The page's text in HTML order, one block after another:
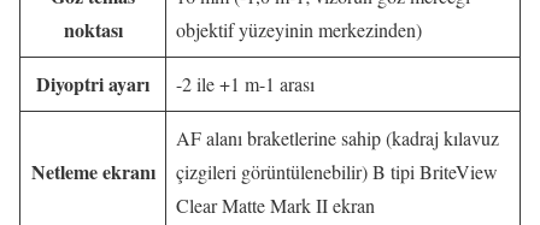
noktası
objektif yüzeyinin merkezinden)
Diyoptri ayarı -2 ile +1 m-1 arası
Netleme ekranı
AF alanı braketlerine sahip (kadraj kılavuz
çizgileri görüntülenebilir) B tipi BriteView
Clear Matte Mark II ekran